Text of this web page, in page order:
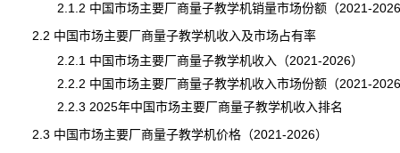
2.1.2 中国市场主要厂商量子教学机销量市场份额（2021-
2.2 中国市场主要厂商量子教学机收入及市场占有率
2.2.1 中国市场主要厂商量子教学机收入（2021-2026）
2.2.2 中国市场主要厂商量子教学机收入市场份额（2021-
2.2.3 2025年中国市场主要厂商量子教学机收入排名
2.3 中国市场主要厂商量子教学机价格（2021-2026）